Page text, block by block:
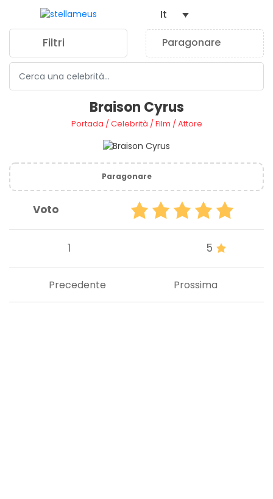
Filtri Paragonare
It
Braison Cyrus
Portada /Celebrità /Film /Attore
Paragonare
Voto
1 5
Prossima
Precedente